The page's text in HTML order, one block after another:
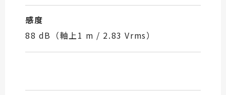
感度
88 dB（軸上1 m / 2.83 Vrms）